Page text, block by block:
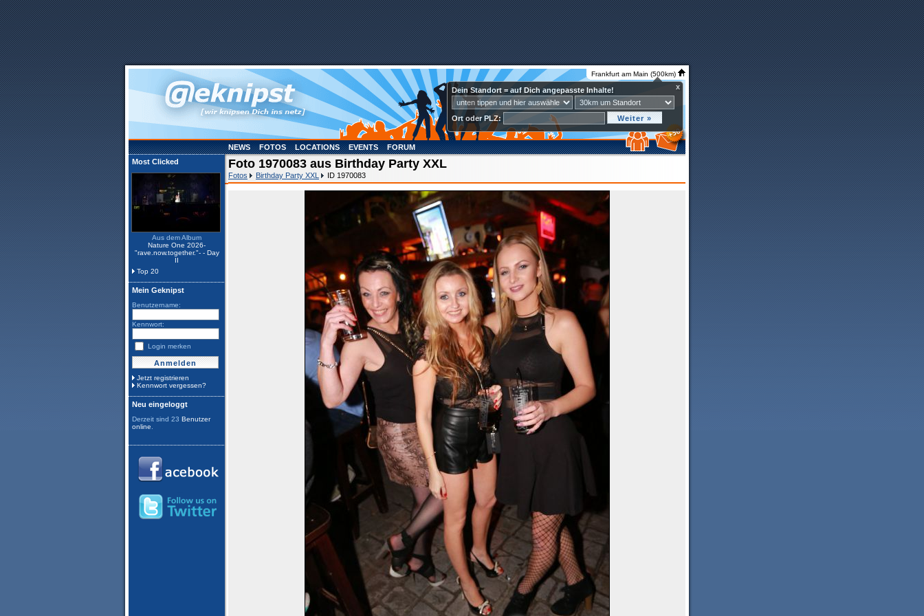
Frankfurt am Main (500km)
Dein Standort = auf Dich angepasste Inhalte! x
Ort oder PLZ:
NEWS FOTOS LOCATIONS EVENTS
FORUM
Most Clicked
Aus dem Album
Nature One 2026-
"rave.now.together."- - Day
II
Top 20
Mein Geknipst
Benutzername:
Kennwort:
Login merken
Jetzt registrieren
Kennwort vergessen?
Neu eingeloggt
Derzeit sind 23 Benutzer
online
Foto 1970083 aus Birthday Party XXL
Fotos Birthday Party XXL ID 1970083